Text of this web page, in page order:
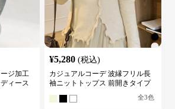
ジ加工
ィース
¥5,280 (税込)
カジュアルコーデ 波縁フリル長
袖ニットトップス 前開きタイプ
全3色